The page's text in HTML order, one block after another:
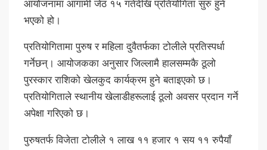
आयोजनामा आगामी जेठ १५ गतेदेखि प्रतियोगिता सुरु हुने
भएको हो।
प्रतियोगितामा पुरुष र महिला दुवैतर्फका टोलीले प्रतिस्पर्धा
गर्नेछन्। आयोजकका अनुसार जिल्लामै हालसम्मकै ठूलो
पुरस्कार राशिको खेलकुद कार्यक्रम हुने बताइएको छ।
प्रतियोगिताले स्थानीय खेलाडीहरूलाई ठूलो अवसर प्रदान गर्ने
अपेक्षा गरिएको छ।
पुरुषतर्फ विजेता टोलीले १ लाख ११ हजार १ सय ११ रुपैयाँ